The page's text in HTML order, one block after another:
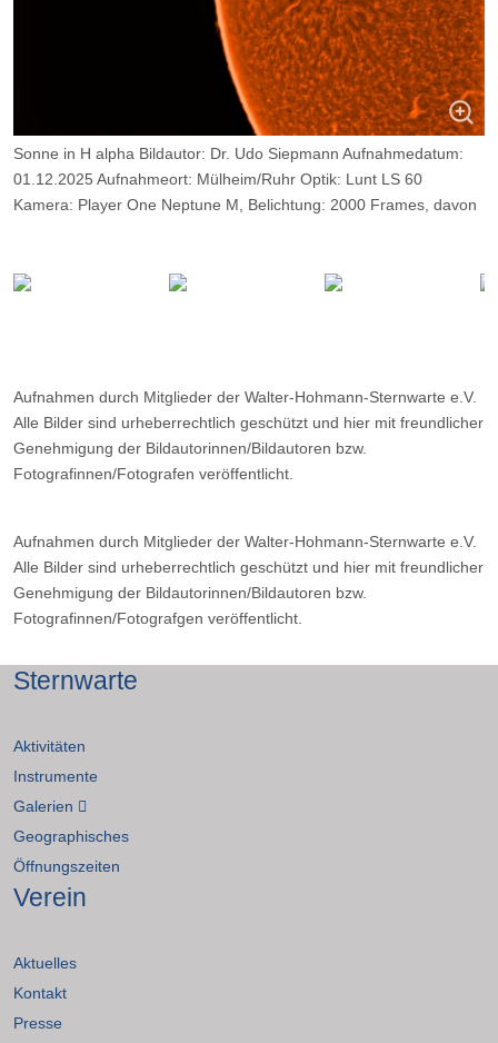
Sonne in H alpha Bildautor: Dr. Udo Siepmann Aufnahmedatum:
01.12.2025 Aufnahmeort: Mülheim/Ruhr Optik: Lunt LS 60
Kamera: Player One Neptune M, Belichtung: 2000 Frames, davon
Aufnahmen durch Mitglieder der Walter-Hohmann-Sternwarte e.V.
Alle Bilder sind urheberrechtlich geschützt und hier mit freundlicher
Genehmigung der Bildautorinnen/Bildautoren bzw.
Fotografinnen/Fotografen veröffentlicht.
Aufnahmen durch Mitglieder der Walter-Hohmann-Sternwarte e.V.
Alle Bilder sind urheberrechtlich geschützt und hier mit freundlicher
Genehmigung der Bildautorinnen/Bildautoren bzw.
Fotografinnen/Fotografgen veröffentlicht.
Sternwarte
Aktivitäten
Instrumente
Galerien
Geographisches
Öffnungszeiten
Verein
Aktuelles
Kontakt
Presse